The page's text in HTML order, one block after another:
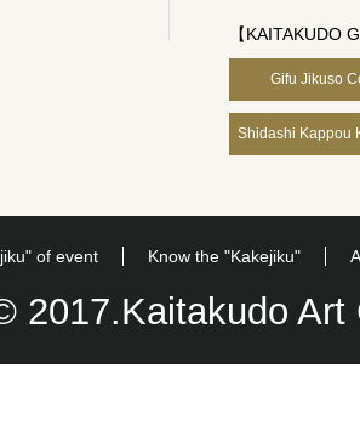
【KAITAKUDO
Gifu Jikuso
Shidashi Kappou
of event Know the "Kakejiku"
2017.Kaitakudo